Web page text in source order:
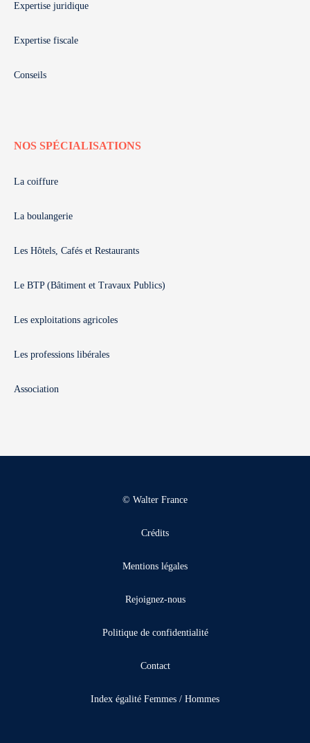
Expertise juridique
Expertise fiscale
Conseils
NOS SPÉCIALISATIONS
La coiffure
La boulangerie
Les Hôtels, Cafés et Restaurants
Le BTP (Bâtiment et Travaux Publics)
Les exploitations agricoles
Les professions libérales
Association
© Walter France
Crédits
Mentions légales
Rejoignez-nous
Politique de confidentialité
Contact
Index égalité Femmes / Hommes